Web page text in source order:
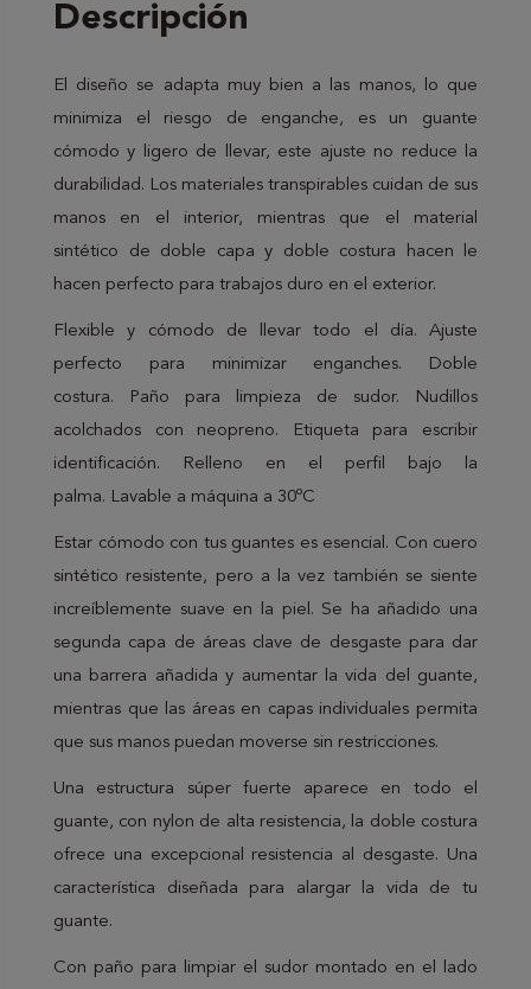
Descripción
El diseño se adapta muy bien a las manos, lo que
minimiza el riesgo de enganche, es un guante
cómodo y ligero de llevar, este ajuste no reduce la
durabilidad. Los materiales transpirables cuidan de sus
manos en el interior, mientras que el material
sintético de doble capa y doble costura hacen le
hacen perfecto para trabajos duro en el exterior.
Flexible y cómodo de llevar todo el día. Ajuste
perfecto para minimizar enganches. Doble
costura. Paño para limpieza de sudor. Nudillos
acolchados con neopreno. Etiqueta para escribir
identificación. Relleno en el perfil bajo la
palma. Lavable a máquina a 30ºC
Estar cómodo con tus guantes es esencial. Con cuero
sintético resistente, pero a la vez también se siente
increíblemente suave en la piel. Se ha añadido una
segunda capa de áreas clave de desgaste para dar
una barrera añadida y aumentar la vida del guante,
mientras que las áreas en capas individuales permita
que sus manos puedan moverse sin restricciones.
Una estructura súper fuerte aparece en todo el
guante, con nylon de alta resistencia, la doble costura
ofrece una excepcional resistencia al desgaste. Una
característica diseñada para alargar la vida de tu
guante.
Con paño para limpiar el sudor montado en el lado